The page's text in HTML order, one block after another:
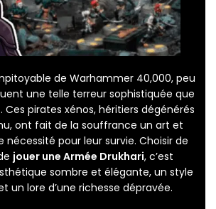
de Warhammer 40,000, peu
une telle terreur sophistiquée que
. Ces pirates xénos, héritiers dégénérés
ont fait de la souffrance un art et
nécessité pour leur survie. Choisir de
jouer une Armée Drukhari, c’est
sombre et élégante, un style
un lore d’une richesse dépravée.